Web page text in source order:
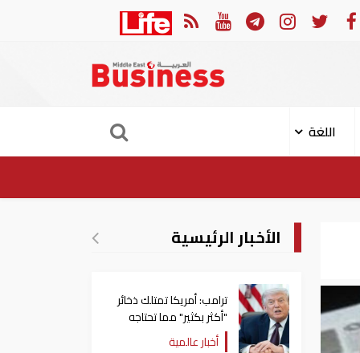
القضايا تراجع جديد في أسعار النفط.. خام برنت يصل إلى 80.66 دولاراً
اللغة
الأخبار الرئيسية
ترامب: أمريكا تمتلك ذخائر
"أكثر بكثير" مما تحتاجه
أخبار عالمية